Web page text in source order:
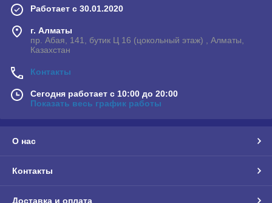
Работает с 30.01.2020
г. Алматы
пр. Абая, 141, бутик Ц 16 (цокольный этаж) , Алматы,
Казахстан
Контакты
Сегодня работает с 10:00 до 20:00
Показать весь график работы
О нас
Контакты
Доставка и оплата